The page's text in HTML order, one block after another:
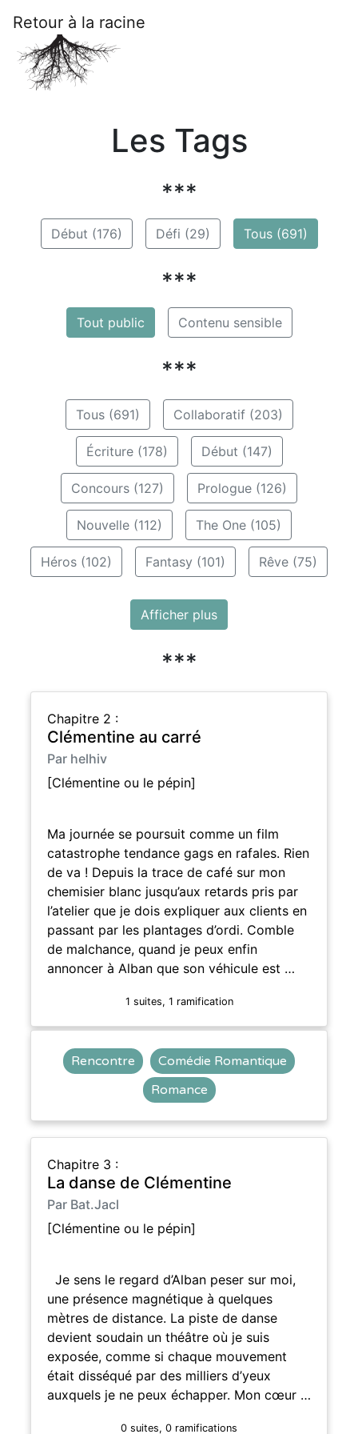
Retour à la racine
Les Tags
***
Début (176) Défi (29) Tous (691)
***
Tout public Contenu sensible
***
Tous (691) Collaboratif (203)
Écriture (178) Début (147)
Concours (127) Prologue (126)
Nouvelle (112) The One (105)
Héros (102) Fantasy (101) Rêve (75)
Afficher plus
***
Chapitre 2 :
Clémentine au carré
Par helhiv
[Clémentine ou le pépin]
Ma journée se poursuit comme un film
catastrophe tendance gags en rafales. Rien
de va ! Depuis la trace de café sur mon
chemisier blanc jusqu’aux retards pris par
l’atelier que je dois expliquer aux clients en
passant par les plantages d’ordi. Comble
de malchance, quand je peux enfin
annoncer à Alban que son véhicule est …
1 suites, 1 ramification
Rencontre
Comédie Romantique
Romance
Chapitre 3 :
La danse de Clémentine
Par Bat.Jacl
[Clémentine ou le pépin]
Je sens le regard d’Alban peser sur moi,
une présence magnétique à quelques
mètres de distance. La piste de danse
devient soudain un théâtre où je suis
exposée, comme si chaque mouvement
était disséqué par des milliers d’yeux
auxquels je ne peux échapper. Mon cœur …
0 suites, 0 ramifications